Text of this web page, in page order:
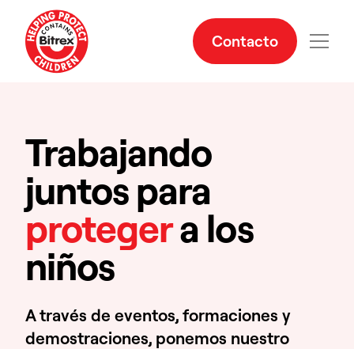
Contacto
Trabajando
juntos para
protegera los
niños
A través de eventos, formaciones y
demostraciones, ponemos nuestro